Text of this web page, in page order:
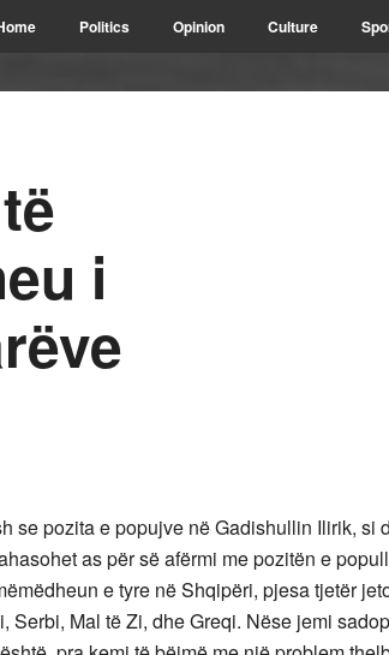
Politics Opinion Culture
i
se pozita e popujve në Gadishullin Ilirik, si
as për së afërmi me pozitën e
e tyre në Shqipëri, pjesa tjetër
Serbi, Mal të Zi, dhe Greqi. Nëse jemi